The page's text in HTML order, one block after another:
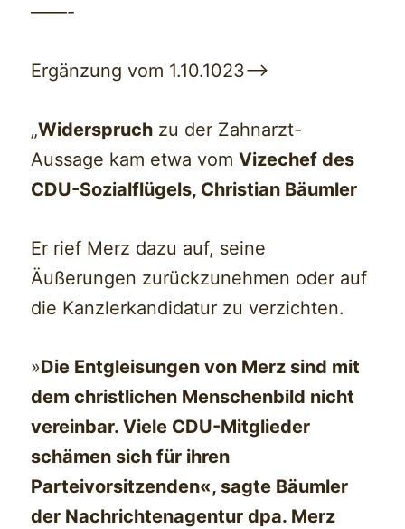
——-
Ergänzung vom 1.10.1023–>
„Widerspruch zu der Zahnarzt-
Aussage kam etwa vomVizechef des
CDU-Sozialflügels, Christian Bäumler
Er rief Merz dazu auf, seine
Äußerungen zurückzunehmen oder auf
die Kanzlerkandidatur zu verzichten.
»Die Entgleisungen von Merz sind mit
dem christlichen Menschenbild nicht
vereinbar. Viele CDU-Mitglieder
schämen sich für ihren
Parteivorsitzenden«, sagte Bäumler
der Nachrichtenagentur dpa. Merz